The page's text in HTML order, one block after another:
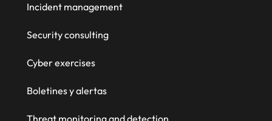
Incident management
Security consulting
Cyber exercises
Boletines y alertas